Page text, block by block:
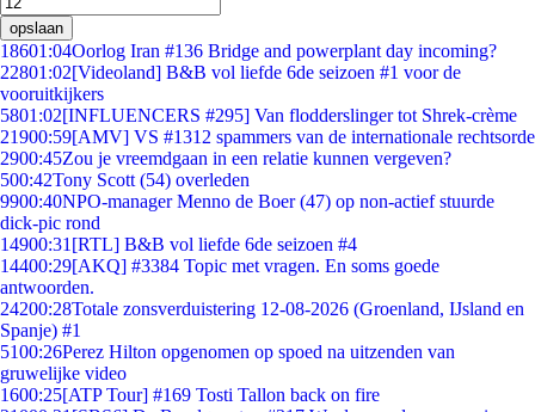
opslaan
18601:04Oorlog Iran #136 Bridge and powerplant day incoming?
22801:02[Videoland] B&B vol liefde 6de seizoen #1 voor de
vooruitkijkers
5801:02[INFLUENCERS #295] Van flodderslinger tot Shrek-crème
21900:59[AMV] VS #1312 spammers van de internationale rechtsorde
2900:45Zou je vreemdgaan in een relatie kunnen vergeven?
500:42Tony Scott (54) overleden
9900:40NPO-manager Menno de Boer (47) op non-actief stuurde
dick-pic rond
14900:31 [RTL] B&B vol liefde 6de seizoen #4
14400:29[AKQ] #3384 Topic met vragen. En soms goede
antwoorden.
24200:28Totale zonsverduistering 12-08-2026 (Groenland, IJsland en
Spanje) #1
5100:26Perez Hilton opgenomen op spoed na uitzenden van
gruwelijke video
1600:25[ATP Tour] #169 Tosti Tallon back on fire